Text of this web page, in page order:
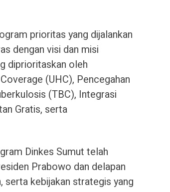
prioritas yang dijalankan
dengan visi dan misi
diprioritaskan oleh
(UHC), Pencegahan
(TBC), Integrasi
Gratis, serta
Dinkes Sumut telah
Prabowo dan delapan
kebijakan strategis yang